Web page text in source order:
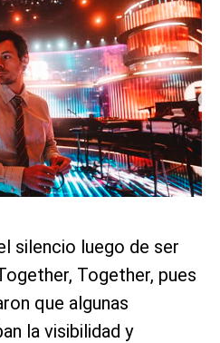
silencio luego de ser
Together, pues
que algunas
la visibilidad y